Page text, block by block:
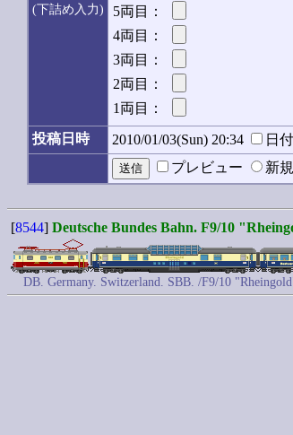
(下詰め入力)
5両目：
4両目：
3両目：
2両目：
1両目：
投稿日時 2010/01/03(Sun) 20:34
日
プレビュー
新規
[8544] Deutsche Bundes Bahn. F9/10
DB. Germany. Switzerland. SBB. /F9/10